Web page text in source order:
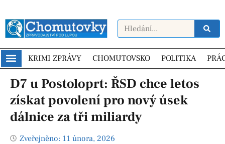
KRIMI ZPRÁVY CHOMUTOVSKO POLITIKA
D7 u Postoloprt: ŘSD chce letos
získat povolení pro nový úsek
dálnice za tři miliardy
Zveřejněno: 11 února, 2026